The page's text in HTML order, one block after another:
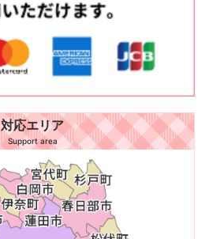
対応エリア
Support area